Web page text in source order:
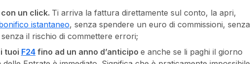
un click. Ti arriva la fattura direttamente sul conto, la apri,
istantaneo, senza spendere un euro di commissioni, senza
il rischio di commettere errori;
tuoi F24fino ad un anno d’anticipo e anche se li paghi il giorno